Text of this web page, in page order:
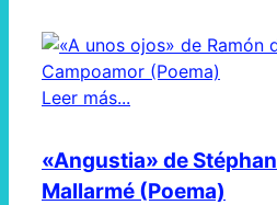
Leer más...
«Angustia» de Stéphan
Mallarmé (Poema)